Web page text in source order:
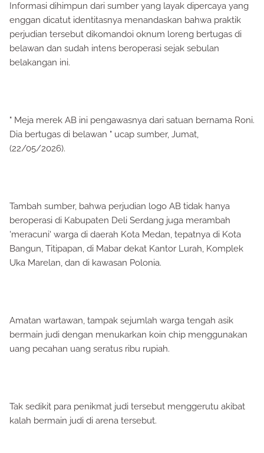
Informasi dihimpun dari sumber yang layak dipercaya yang
enggan dicatut identitasnya menandaskan bahwa praktik
perjudian tersebut dikomandoi oknum loreng bertugas di
belawan dan sudah intens beroperasi sejak sebulan
belakangan ini.
" Meja merek AB ini pengawasnya dari satuan bernama Roni.
Dia bertugas di belawan " ucap sumber, Jumat,
(22/05/2026).
Tambah sumber, bahwa perjudian logo AB tidak hanya
beroperasi di Kabupaten Deli Serdang juga merambah
'meracuni' warga di daerah Kota Medan, tepatnya di Kota
Bangun, Titipapan, di Mabar dekat Kantor Lurah, Komplek
Uka Marelan, dan di kawasan Polonia.
Amatan wartawan, tampak sejumlah warga tengah asik
bermain judi dengan menukarkan koin chip menggunakan
uang pecahan uang seratus ribu rupiah.
Tak sedikit para penikmat judi tersebut menggerutu akibat
kalah bermain judi di arena tersebut.